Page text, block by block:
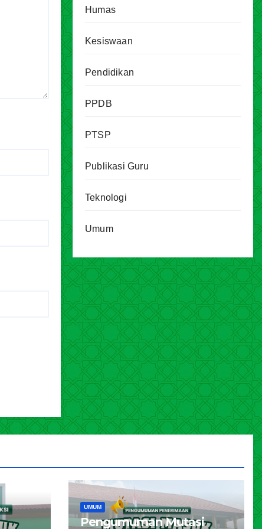
Humas
Kesiswaan
Pendidikan
PPDB
PTSP
Publikasi Guru
Teknologi
Umum
UMUM
Pengumuman Mutasi